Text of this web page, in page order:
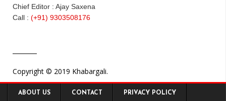
Chief Editor : Ajay Saxena
Call : (+91) 9303508176
Copyright © 2019 Khabargali.
ABOUT US CONTACT PRIVACY POLICY